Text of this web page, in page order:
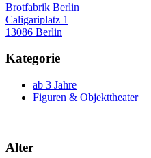
Brotfabrik Berlin
Caligariplatz 1
13086 Berlin
Kategorie
ab 3 Jahre
Figuren & Objekttheater
Alter